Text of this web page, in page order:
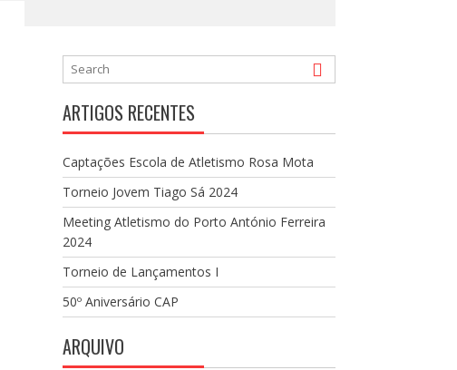
ARTIGOS RECENTES
Captações Escola de Atletismo Rosa Mota
Torneio Jovem Tiago Sá 2024
Meeting Atletismo do Porto António Ferreira
2024
Torneio de Lançamentos I
50º Aniversário CAP
ARQUIVO